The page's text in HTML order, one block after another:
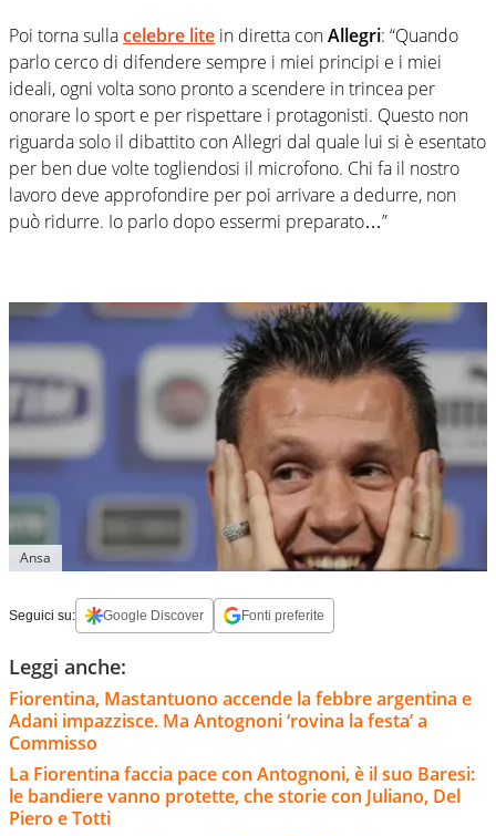
Poi torna sullacelebre lite in diretta conAllegri: “Quando
parlo cerco di difendere sempre i miei principi e i miei
ideali, ogni volta sono pronto a scendere in trincea per
onorare lo sport e per rispettare i protagonisti. Questo non
riguarda solo il dibattito con Allegri dal quale lui si è esentato
per ben due volte togliendosi il microfono. Chi fa il nostro
lavoro deve approfondire per poi arrivare a dedurre, non
può ridurre. Io parlo dopo essermi preparato…”
Ansa
Seguici su: Google Discover Fonti preferite
Leggi anche:
Fiorentina, Mastantuono accende la febbre argentina e
Adani impazzisce. Ma Antognoni ‘rovina la festa’ a
Commisso
La Fiorentina faccia pace con Antognoni, è il suo Baresi:
le bandiere vanno protette, che storie con Juliano, Del
Piero e Totti